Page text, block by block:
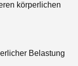
körperlichen
Belastung